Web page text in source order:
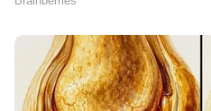
ചെയ്യുന്നു.